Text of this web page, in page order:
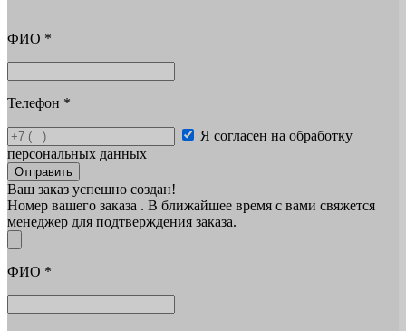
ФИО *
Телефон *
Я согласен на обработку
персональных данных
Отправить
Ваш заказ успешно создан!
Номер вашего заказа . В ближайшее время с вами свяжется
менеджер для подтверждения заказа.
ФИО *